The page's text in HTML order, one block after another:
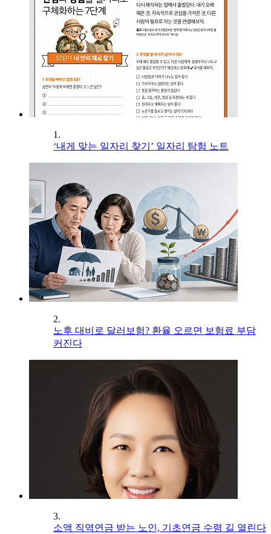
1.
‘내게 맞는 일자리 찾기’ 일자리 탐험 노트
2.
노후 대비로 달러보험? 환율 오르면 보험료 부담
커진다
3.
소액 직역연금 받는 노인, 기초연금 수령 길 열린다